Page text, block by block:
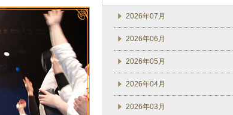
2026年07月
2026年06月
2026年05月
2026年04月
2026年03月